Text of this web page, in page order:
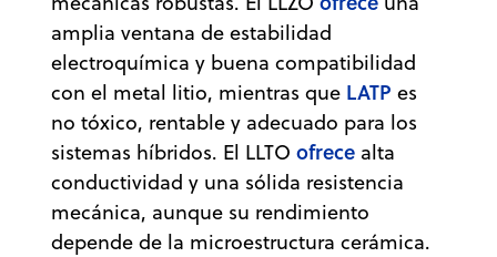
amplia ventana de estabilidad
electroquímica y buena compatibilidad
con el metal litio, mientras que LATP es
no tóxico, rentable y adecuado para los
sistemas híbridos. El LLTO ofrece alta
conductividad y una sólida resistencia
mecánica, aunque su rendimiento
depende de la microestructura cerámica.